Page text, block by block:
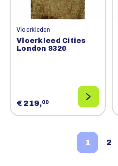
Vloerkleden
Vloerkleed Cities
London 9320
€ 219,00
1 2